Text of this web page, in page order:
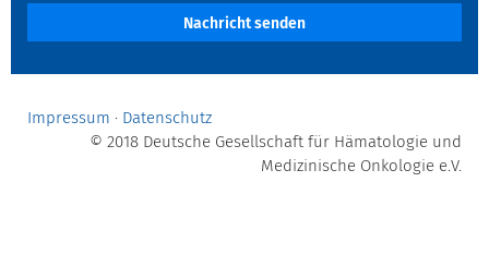
Nachricht senden
Impressum · Datenschutz
© 2018 Deutsche Gesellschaft für Hämatologie und
Medizinische Onkologie e.V.